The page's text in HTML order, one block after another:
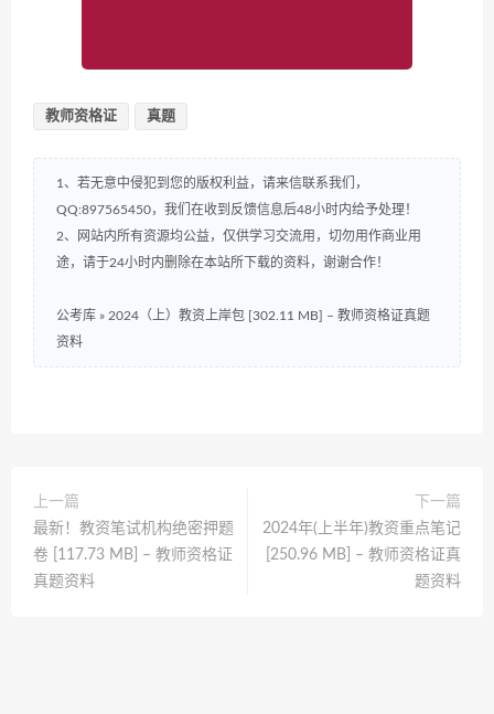
教师资格证 真题
1、若无意中侵犯到您的版权利益，请来信联系我们，
QQ:897565450，我们在收到反馈信息后48小时内给予处理！
2、网站内所有资源均公益，仅供学习交流用，切勿用作商业用
途，请于24小时内删除在本站所下载的资料，谢谢合作！
公考库 » 2024（上）教资上岸包 [302.11 MB] – 教师资格证真题
资料
上一篇
最新！教资笔试机构绝密押题
卷 [117.73 MB] – 教师资格证
真题资料
下一篇
2024年(上半年)教资重点笔记
[250.96 MB] – 教师资格证真
题资料